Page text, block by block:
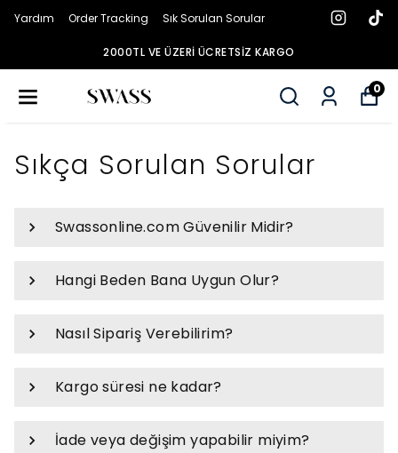
Yardım Order Tracking Sık Sorulan Sorular
2000TL VE ÜZERI ÜCRETSIZ KARGO
0
Sıkça Sorulan Sorular
Swassonline.com Güvenilir Midir?
Hangi Beden Bana Uygun Olur?
Nasıl Sipariş Verebilirim?
Kargo süresi ne kadar?
İade veya değişim yapabilir miyim?